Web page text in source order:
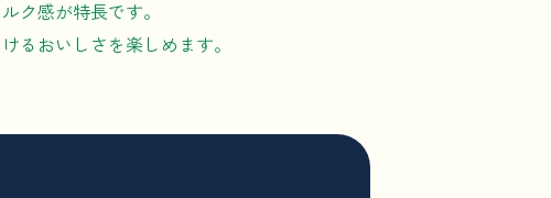
ク感が特長です。
るおいしさを楽しめます。